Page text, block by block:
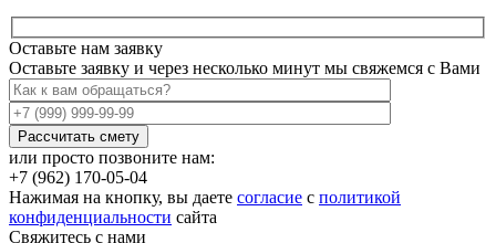
Оставьте нам заявку
Оставьте заявку и через несколько минут мы свяжемся с Вами
или просто позвоните нам:
+7 (962) 170-05-04
Нажимая на кнопку, вы даете согласие с политикой
конфиденциальности сайта
Свяжитесь с нами